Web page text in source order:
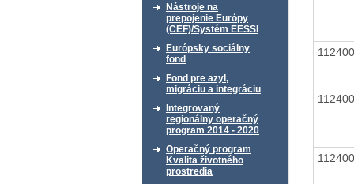
Nástroje na
prepojenie Európy
(CEF)/Systém EESSI
Európsky sociálny
fond
Fond pre azyl,
migráciu a integráciu
Integrovaný
regionálny operačný
program 2014 - 2020
Operačný program
Kvalita životného
prostredia